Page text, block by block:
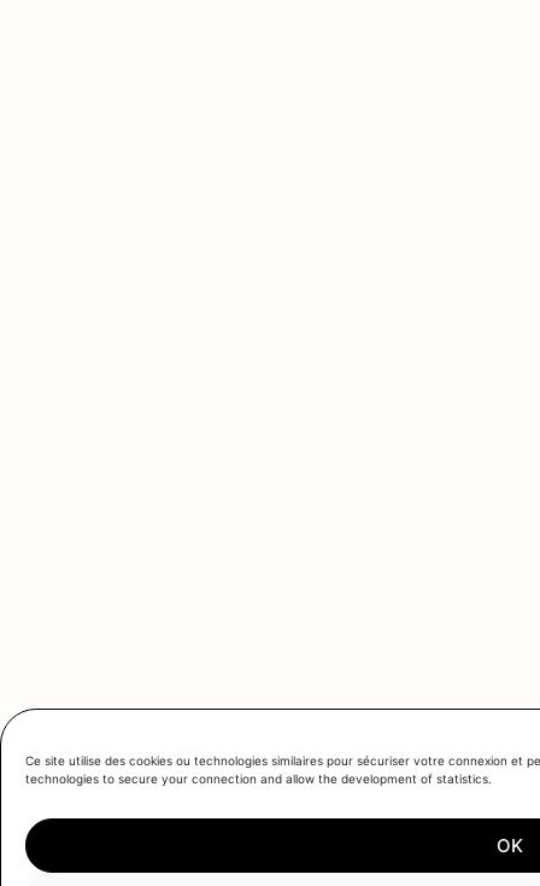
Ce site utilise des cookies ou technologies similaires pour sécuriser votre connexion et
technologies to secure your connection and allow the development of statistics.
OK